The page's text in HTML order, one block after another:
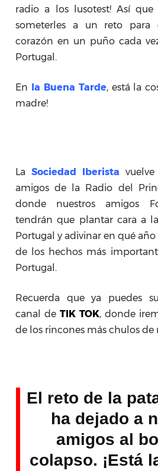
radio a los lusotest! Así
someterles a un reto para
corazón en un puño cada
Portugal.
En la Buena Tarde, está la
madre!
LaSociedad Iberista
amigos de la Radio del
donde nuestros amigos
tendrán que plantar cara a
Portugal y adivinar en qué
de los hechos más
Portugal.
Recuerda que ya puedes
canal de TIK TOK, donde
de los rincones más chulos de
El reto de la
ha dejado a
amigos al
colapso. ¡Está